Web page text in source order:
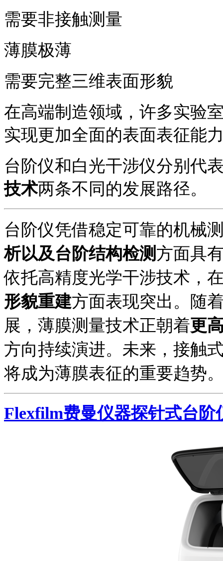
需要非接触测量
薄膜极薄
需要完整三维表面形貌
在高端制造领域，许多实验
实现更加全面的表面表征能
台阶仪和白光干涉仪分别代
技术两条不同的发展路径。
台阶仪凭借稳定可靠的机械
析以及台阶结构检测方面具
依托高精度光学干涉技术，
形貌重建方面表现突出。随
展，薄膜测量技术正朝着更
方向持续演进。未来，接触
将成为薄膜表征的重要趋势
Flexfilm费曼仪器探针式台阶